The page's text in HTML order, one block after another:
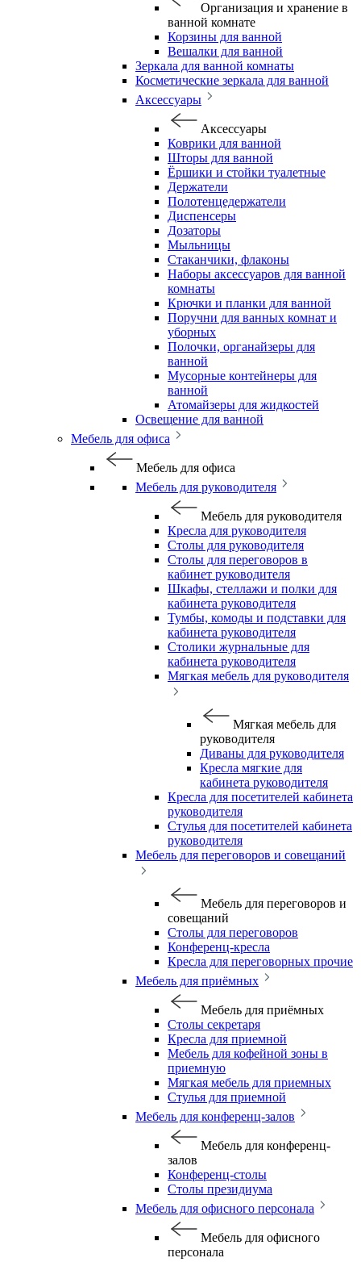
Организация и хранение в
ванной комнате
Корзины для ванной
Вешалки для ванной
Зеркала для ванной комнаты
Косметические зеркала для ванной
Аксессуары
Аксессуары
Коврики для ванной
Шторы для ванной
Ёршики и стойки туалетные
Держатели
Полотенцедержатели
Диспенсеры
Дозаторы
Мыльницы
Стаканчики, флаконы
Наборы аксессуаров для ванной
комнаты
Крючки и планки для ванной
Поручни для ванных комнат и
уборных
Полочки, органайзеры для
ванной
Мусорные контейнеры для
ванной
Атомайзеры для жидкостей
Освещение для ванной
Мебель для офиса
Мебель для офиса
Мебель для руководителя
Мебель для руководителя
Кресла для руководителя
Столы для руководителя
Столы для переговоров в
кабинет руководителя
Шкафы, стеллажи и полки для
кабинета руководителя
Тумбы, комоды и подставки для
кабинета руководителя
Столики журнальные для
кабинета руководителя
Мягкая мебель для руководителя
Мягкая мебель для
руководителя
Диваны для руководителя
Кресла мягкие для
кабинета руководителя
Кресла для посетителей кабинета
руководителя
Стулья для посетителей кабинета
руководителя
Мебель для переговоров и совещаний
Мебель для переговоров и
совещаний
Столы для переговоров
Конференц-кресла
Кресла для переговорных прочие
Мебель для приёмных
Мебель для приёмных
Столы секретаря
Кресла для приемной
Мебель для кофейной зоны в
приемную
Мягкая мебель для приемных
Стулья для приемной
Мебель для конференц-залов
Мебель для конференц-
залов
Конференц-столы
Столы президиума
Мебель для офисного персонала
Мебель для офисного
персонала